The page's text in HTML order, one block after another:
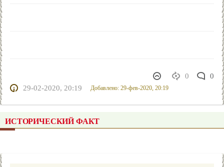
0
0
29-02-2020, 20:19
Добавлено: 29-фев-2020, 20:19
ИСТОРИЧЕСКИЙ ФАКТ